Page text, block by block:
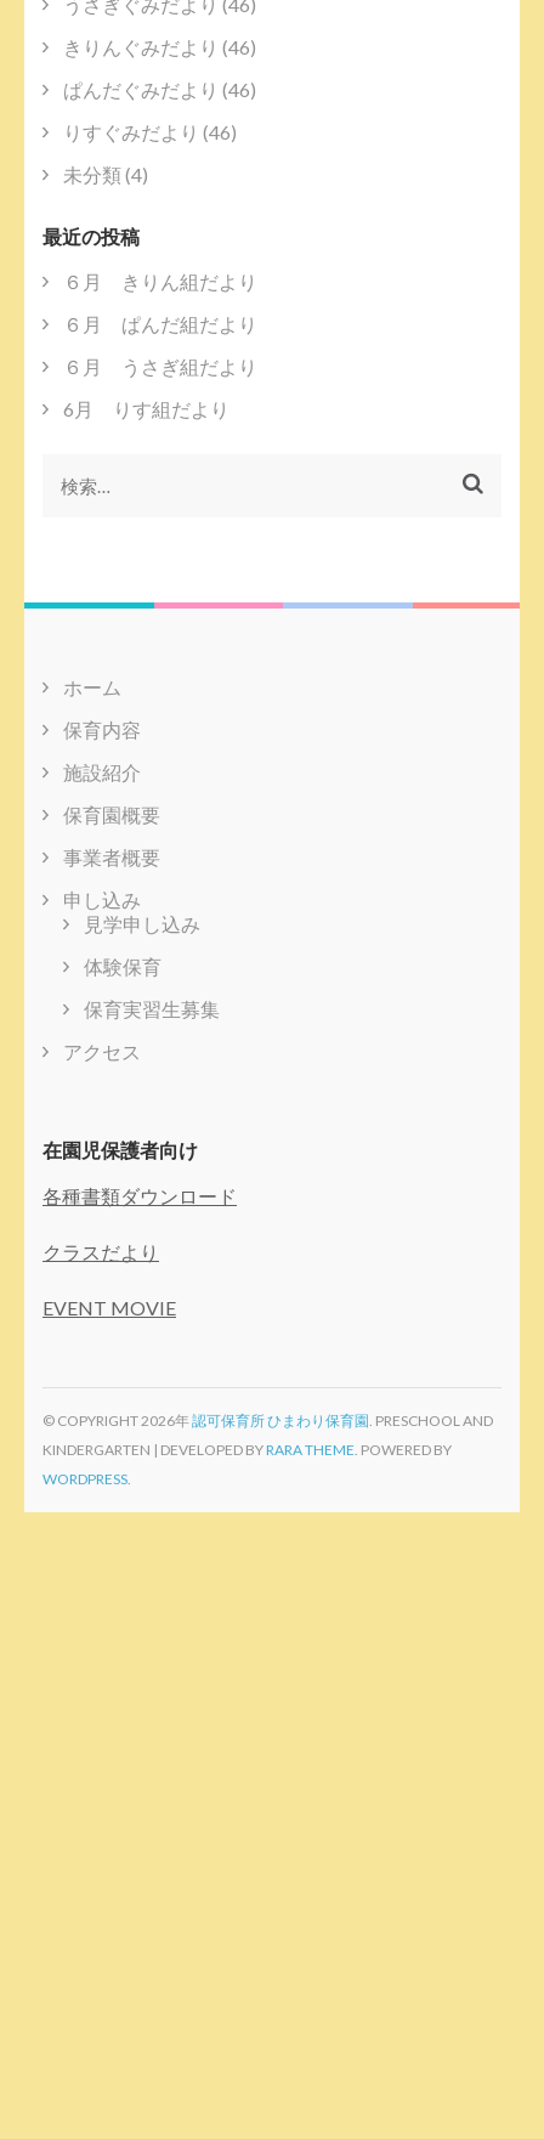
ー
シ
ョ
ン
きりんぐみだより (46)
ぱんだぐみだより (46)
りすぐみだより (46)
未分類(4)
最近の投稿
６月 きりん組だより
６月 ぱんだ組だより
６月 うさぎ組だより
6月 りす組だより
検
ホーム
保育内容
施設紹介
保育園概要
事業者概要
申し込み
見学申し込み
体験保育
保育実習生募集
アクセス
在園児保護者向け
各種書類ダウンロード
クラスだより
EVENT MOVIE
© COPYRIGHT 2026年認可保育所 ひまわり保育園. PRESCHOOL AND
KINDERGARTEN | DEVELOPED BYRARA THEME. POWERED BY
WORDPRESS.